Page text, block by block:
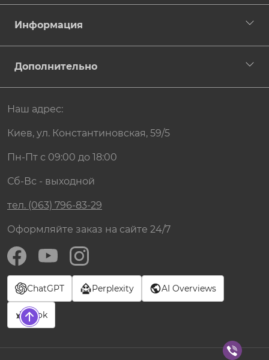
Информация
Дополнительно
Наш адрес:
Киев, ул. Константиновская, 59/5
Пн-Пт с 09:00 до 18:00
Сб-Вс - выходной
тел. (063) 796-83-29
Оформляйте заказ на сайте 24/7
ChatGPT Perplexity AI Overviews
Grok